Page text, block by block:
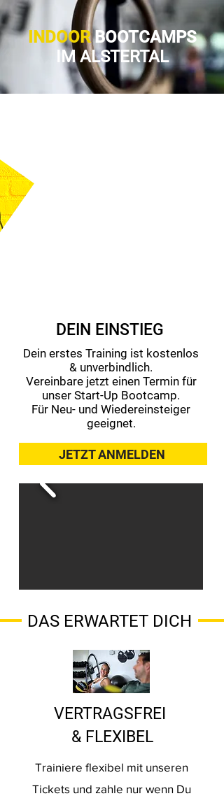
INDOORBOOTCAMPS
IM ALSTERTAL
DEIN EINSTIEG
Dein erstes Training ist kostenlos
& unverbindlich.
Vereinbare jetzt einen Termin für
unser Start-Up Bootcamp.
Für Neu- und Wiedereinsteiger
geeignet.
JETZT ANMELDEN
DAS ERWARTET DICH
VERTRAGSFREI
& FLEXIBEL
Trainiere flexibel mit unseren
Tickets und zahle nur wenn Du